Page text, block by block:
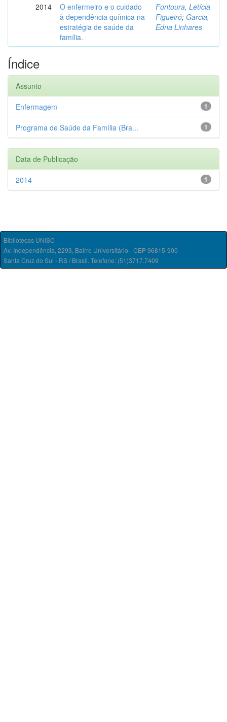
2014
O enfermeiro e o cuidado
à dependência química na
estratégia de saúde da
família.
Fontoura, Letícia
Figueiró; Garcia,
Edna Linhares
Índice
Assunto
1
Enfermagem
1
Programa de Saúde da Família (Bra...
Data de Publicação
1
2014
Bibliotecas UNISC
Av. Independência, 2293, Bairro Universitário - CEP 96815-900
Santa Cruz do Sul - RS / Brasil. Telefone: (51)3717.7409